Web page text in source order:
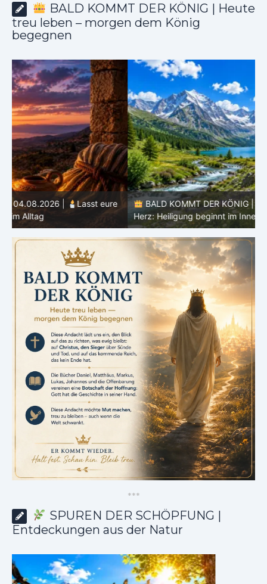
BALD KOMMT DER KÖNIG | Heute
treu leben – morgen dem König
begegnen
BALD KOMMT DER KÖNIG | 03.08.2026 |
Ein reines
Herz: Heiligung beginnt im Inneren
***
SPUREN DER SCHÖPFUNG |
Entdeckungen aus der Natur